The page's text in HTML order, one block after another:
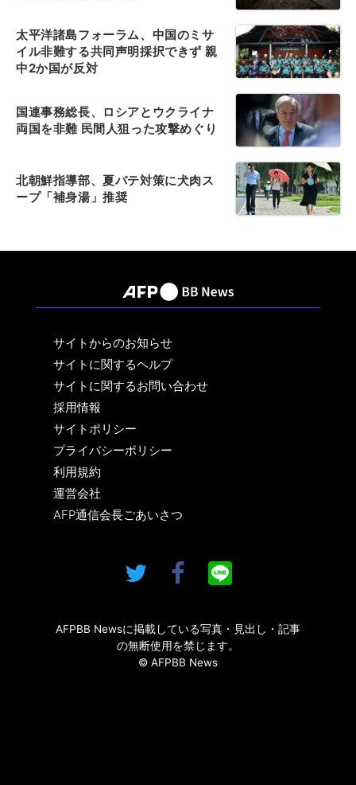
太平洋諸島フォーラム、中国のミサ
イル非難する共同声明採択できず 親
中2か国が反対
国連事務総長、ロシアとウクライナ
両国を非難 民間人狙った攻撃めぐり
北朝鮮指導部、夏バテ対策に犬肉ス
ープ「補身湯」推奨
サイトからのお知らせ
サイトに関するヘルプ
サイトに関するお問い合わせ
採用情報
サイトポリシー
プライバシーポリシー
利用規約
運営会社
AFP通信会長ごあいさつ
AFPBB Newsに掲載している写真・見出し・記事
の無断使用を禁じます。
© AFPBB News